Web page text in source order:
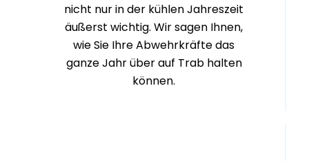
nicht nur in der kühlen Jahreszeit
äußerst wichtig. Wir sagen Ihnen,
wie Sie Ihre Abwehrkräfte das
ganze Jahr über auf Trab halten
können.